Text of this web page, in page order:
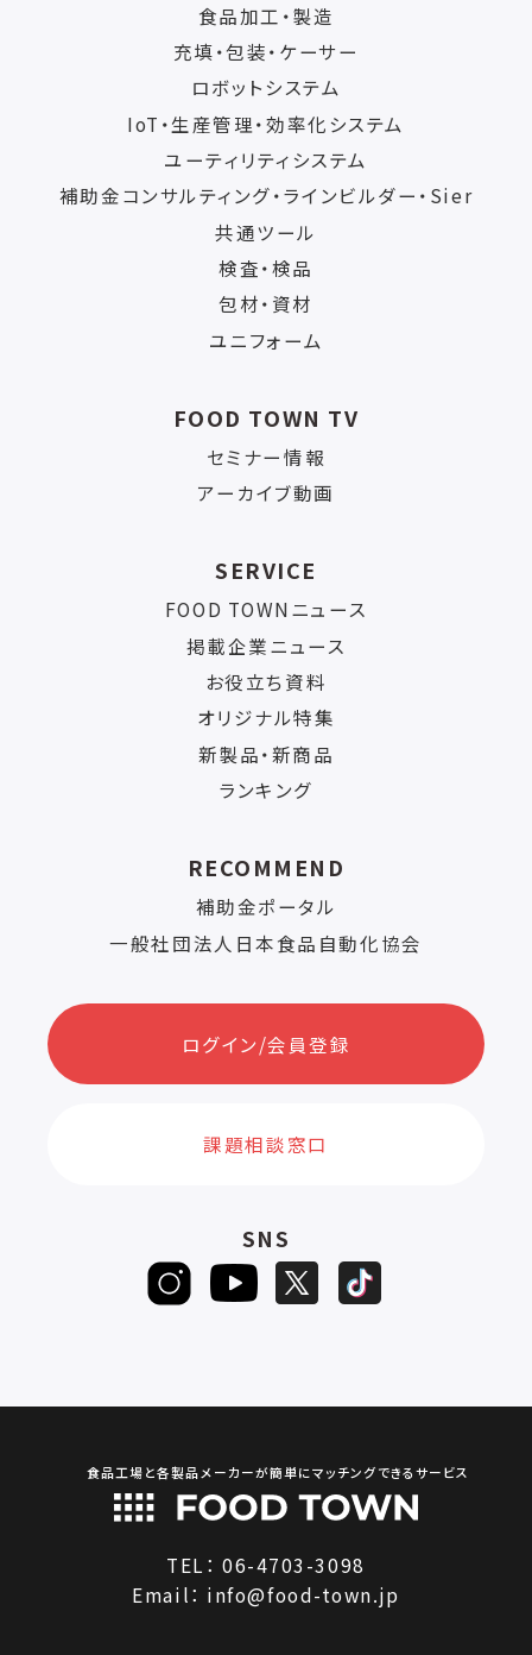
食品加工・製造
充填・包装・ケーサー
ロボットシステム
IoT・生産管理・効率化システム
ユーティリティシステム
補助金コンサルティング・ラインビルダー・Sier
共通ツール
検査・検品
包材・資材
ユニフォーム
FOOD TOWN TV
セミナー情報
アーカイブ動画
SERVICE
FOOD TOWNニュース
掲載企業ニュース
お役立ち資料
オリジナル特集
新製品・新商品
ランキング
RECOMMEND
補助金ポータル
一般社団法人日本食品自動化協会
ログイン/会員登録
課題相談窓口
SNS
食品工場と各製品メーカーが簡単にマッチングできるサービス
TEL：06-4703-3098
Email： info@food-town.jp